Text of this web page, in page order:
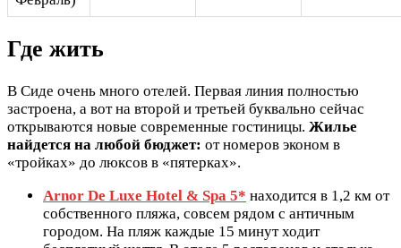
Где жить
В Сиде очень много отелей. Первая линия полностью
застроена, а вот на второй и третьей буквально сейчас
открываются новые современные гостиницы. Жилье
найдется на любой бюджет: от номеров эконом в
«тройках» до люксов в «пятерках».
Arnor De Luxe Hotel & Spa 5* находится в 1,2 км от
собственного пляжа, совсем рядом с античным
городом. На пляж каждые 15 минут ходит